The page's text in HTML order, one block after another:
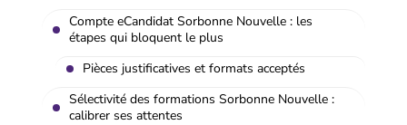
Compte eCandidat Sorbonne Nouvelle : les
étapes qui bloquent le plus
Pièces justificatives et formats acceptés
Sélectivité des formations Sorbonne Nouvelle :
calibrer ses attentes